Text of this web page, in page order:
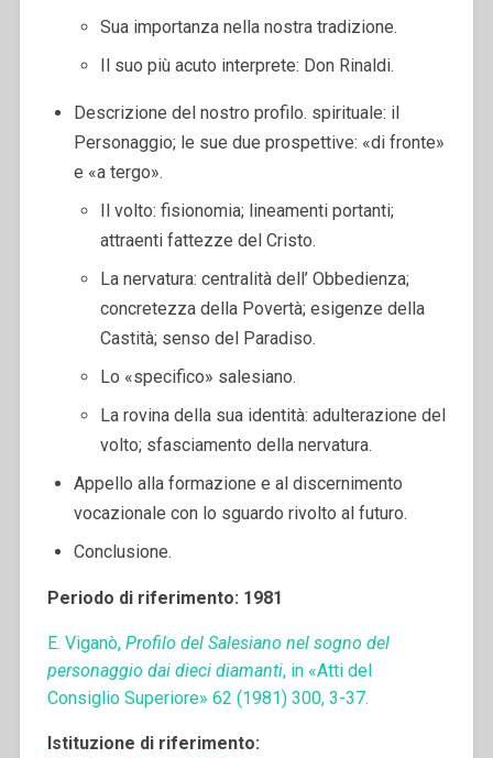
Sua importanza nella nostra tradizione.
Il suo più acuto interprete: Don Rinaldi.
Descrizione del nostro profilo. spirituale: il
Personaggio; le sue due prospettive: «di fronte»
e «a tergo».
Il volto: fisionomia; lineamenti portanti;
attraenti fattezze del Cristo.
La nervatura: centralità dell’ Obbedienza;
concretezza della Povertà; esigenze della
Castità; senso del Paradiso.
Lo «specifico» salesiano.
La rovina della sua identità: adulterazione del
volto; sfasciamento della nervatura.
Appello alla formazione e al discernimento
vocazionale con lo sguardo rivolto al futuro.
Conclusione.
Periodo di riferimento: 1981
E. Viganò,Profilo del Salesiano nel sogno del
personaggio dai dieci diamanti, in «Atti del
Consiglio Superiore» 62 (1981) 300, 3-37.
Istituzione di riferimento: